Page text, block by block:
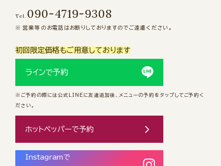
Tel. 090-4719-9308
営業等のお電話はお断りしておりますのでご遠慮ください。
初回限定価格もご用意しております
ラインで予約
※ご予約の際には公式LINEに友達追加後、メニューの予約をタップしてご予約く
ださい。
ホットペッパーで予約
Instagramで